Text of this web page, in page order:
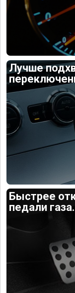
Лучше
Быстрее
педали газа.